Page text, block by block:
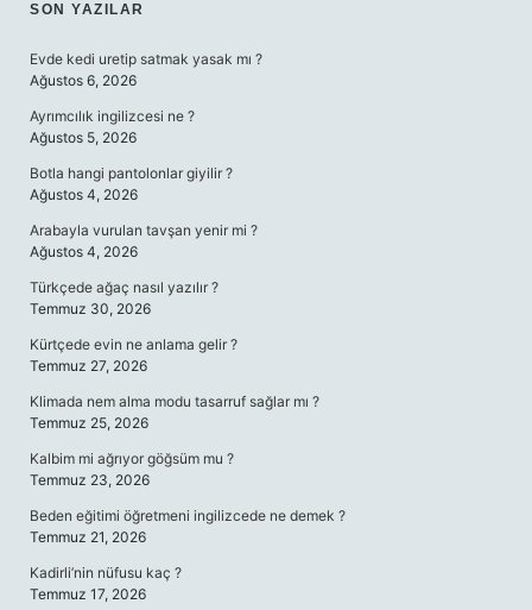
SIDEBAR
SON YAZILAR
Evde kedi uretip satmak yasak mı ?
Ağustos 6, 2026
Ayrımcılık ingilizcesi ne ?
Ağustos 5, 2026
Botla hangi pantolonlar giyilir ?
Ağustos 4, 2026
Arabayla vurulan tavşan yenir mi ?
Ağustos 4, 2026
Türkçede ağaç nasıl yazılır ?
Temmuz 30, 2026
Kürtçede evin ne anlama gelir ?
Temmuz 27, 2026
Klimada nem alma modu tasarruf sağlar mı ?
Temmuz 25, 2026
Kalbim mi ağrıyor göğsüm mu ?
Temmuz 23, 2026
Beden eğitimi öğretmeni ingilizcede ne demek ?
Temmuz 21, 2026
Kadirli’nin nüfusu kaç ?
Temmuz 17, 2026